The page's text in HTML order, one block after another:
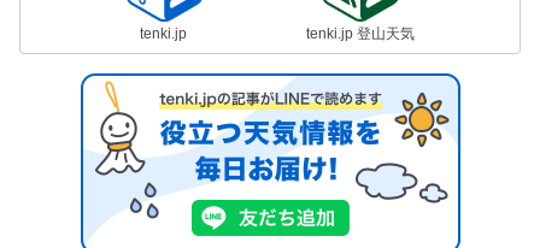
tenki.jp tenki.jp 登山天気